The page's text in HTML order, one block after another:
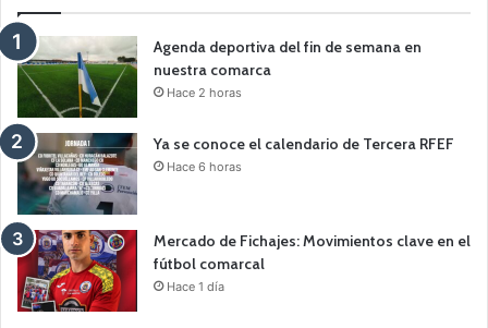
Agenda deportiva del fin de semana en
nuestra comarca
Hace 2 horas
Ya se conoce el calendario de Tercera RFEF
Hace 6 horas
Mercado de Fichajes: Movimientos clave en el
fútbol comarcal
Hace 1 día